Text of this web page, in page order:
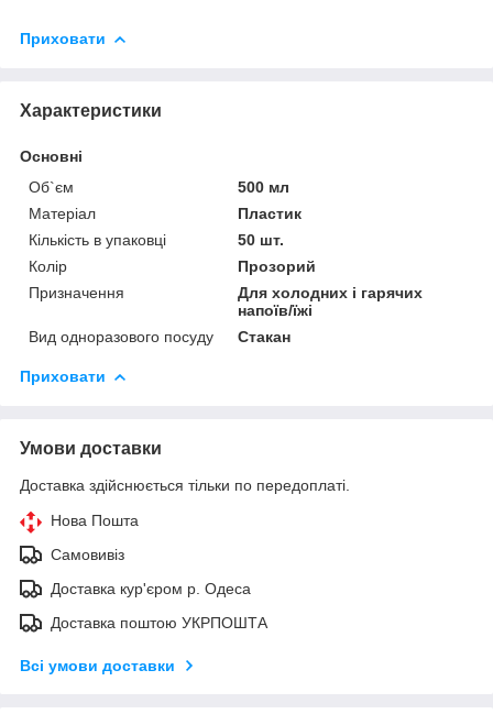
Приховати
Характеристики
Основні
Об`єм
500 мл
Матеріал
Пластик
Кількість в упаковці
50 шт.
Колір
Прозорий
Призначення
Для холодних і гарячих
напоїв/їжі
Вид одноразового посуду
Стакан
Приховати
Умови доставки
Доставка здійснюється тільки по передоплаті.
Нова Пошта
Самовивіз
Доставка кур'єром р. Одеса
Доставка поштою УКРПОШТА
Всі умови доставки